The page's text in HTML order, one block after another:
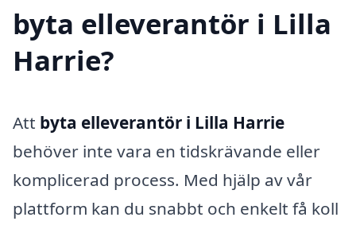
byta elleverantör i Lilla
Harrie?
Att byta elleverantör i Lilla Harrie
behöver inte vara en tidskrävande eller
komplicerad process. Med hjälp av vår
plattform kan du snabbt och enkelt få koll